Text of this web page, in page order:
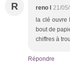
R reno l 21/
la clé ouvre
bout de
chiffres à
Répondre